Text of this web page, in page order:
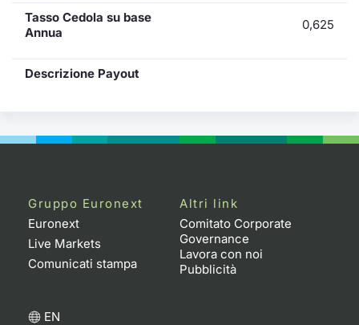
Tasso Cedola su base
Annua
0,625
Descrizione Payout
Gruppo Euronext
Euronext
Live Markets
Comunicati stampa
Altri link
Comitato Corporate
Governance
Lavora con noi
Pubblicità
EN